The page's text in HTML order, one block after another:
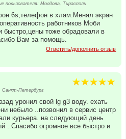
пользователя: Молдова, Тирасполь
6s,телефон в хлам.Менял экран
работников Моби
быстро,цены тоже обрадовали в
Вам за помощь.
Ответить/дополнить отзыв
Санкт-Петербург
уронил свой lg g3 воду. ехать
небыло ..позвонил в сервис центр
курьера. на следующий день
..Спасибо огромное все быстро и